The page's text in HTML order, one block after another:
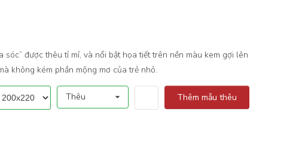
sóc” được thêu tỉ mỉ, và nổi bật họa tiết trên nền màu kem gợi lên
không kém phần mộng mơ của trẻ nhỏ.
Thêu Thêm mẫu thêu